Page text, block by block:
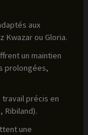
aux
ou Gloria.
un maintien
prolongées,
précis en
Ribiland).
une